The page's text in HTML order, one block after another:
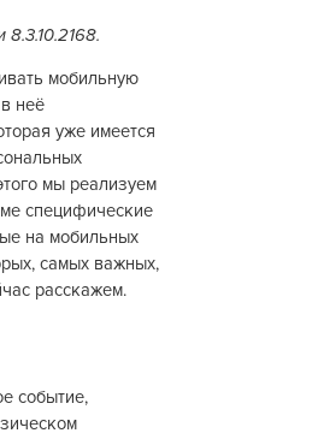
8.3.10.2168.
мобильную
неё
уже имеется
мы реализуем
специфические
на мобильных
самых важных,
расскажем.
событие,